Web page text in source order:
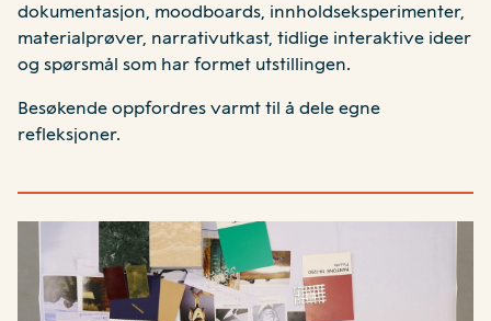
dokumentasjon, moodboards, innholdseksperimenter,
materialprøver, narrativutkast, tidlige interaktive ideer
og spørsmål som har formet utstillingen.
Besøkende oppfordres varmt til å dele egne
refleksjoner.